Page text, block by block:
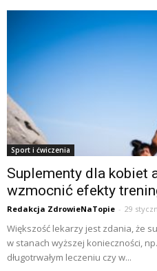
Sport i ćwiczenia
Suplementy dla kobiet
wzmocnić efekty
Redakcja ZdrowieNaTopie - 29
Większość lekarzy jest zdania, że
w stanach wyższej konieczności,
długotrwałym leczeniu czy w...